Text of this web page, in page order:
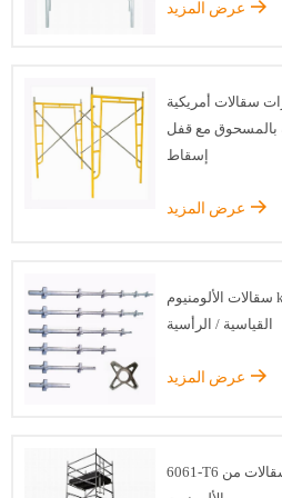
عرض المزيد
سقالات أمريكية
بالمسحوق مع قفل
إسقاط
عرض المزيد
سقالات الألومنيوم kwikstage
القياسية / الرأسية
عرض المزيد
6061-T6 برج السقالات من